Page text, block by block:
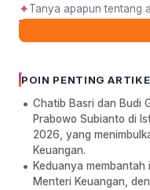
✦
POIN PENTING
Chatib Basri dan Budi
Prabowo Subianto di
2026, yang
Keuangan.
Keduanya
Menteri Keuangan,